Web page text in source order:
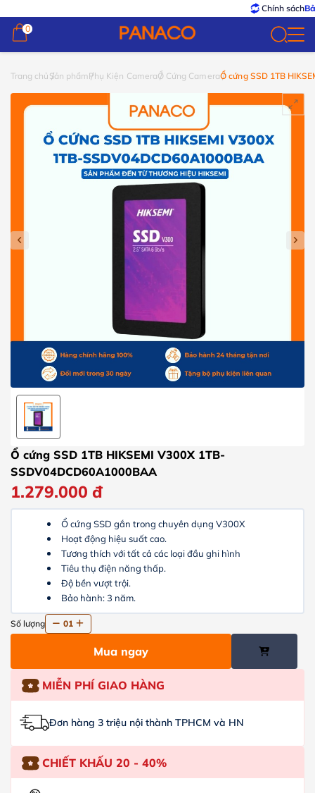
Chính sáchBảo
0
0
Trang chủ Sản phẩmPhụ Kiện CameraỔ Cứng CameraỔ cứng SSD 1TB
Ổ cứng SSD 1TB HIKSEMI V300X 1TB-
SSDV04DCD60A1000BAA
1.279.000 đ
Ổ cứng SSD gắn trong chuyên dụng V300X
Hoạt động hiệu suất cao.
Tương thích với tất cả các loại đầu ghi hình
Tiêu thụ điện năng thấp.
Độ bền vượt trội.
Bảo hành: 3 năm.
Số lượng 01
Mua ngay
MIỄN PHÍ GIAO HÀNG
Đơn hàng 3 triệu nội thành TPHCM và HN
CHIẾT KHẤU 20 - 40%